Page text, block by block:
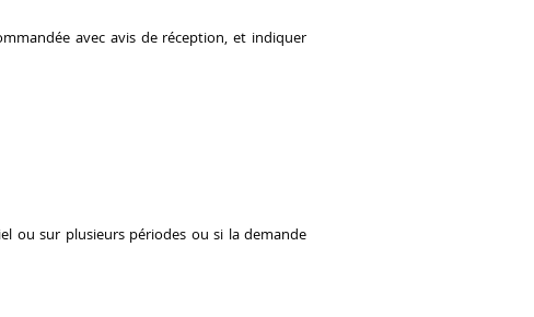
avec avis de réception, et indiquer
ou sur plusieurs périodes ou si la demande